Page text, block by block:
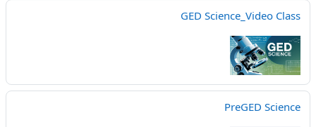
GED Science_Video Class
PreGED Science